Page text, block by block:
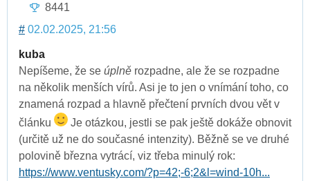
8441
# 02.02.2025, 21:56
kuba
Nepíšeme, že se úplně rozpadne, ale že se rozpadne
na několik menších vírů. Asi je to jen o vnímání toho, co
znamená rozpad a hlavně přečtení prvních dvou vět v
článku
Je otázkou, jestli se pak ještě dokáže obnovit
(určitě už ne do současné intenzity). Běžně se ve druhé
polovině března vytrácí, viz třeba minulý rok:
https://www.ventusky.com/?p=42;-6;2&l=wind-10h...